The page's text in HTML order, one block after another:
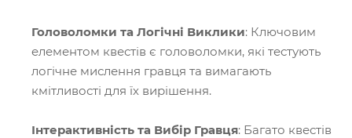
Головоломки та Логічні Виклики: Ключовим
елементом квестів є головоломки, які тестують
логічне мислення гравця та вимагають
кмітливості для їх вирішення.
Інтерактивність та Вибір Гравця: Багато квестів